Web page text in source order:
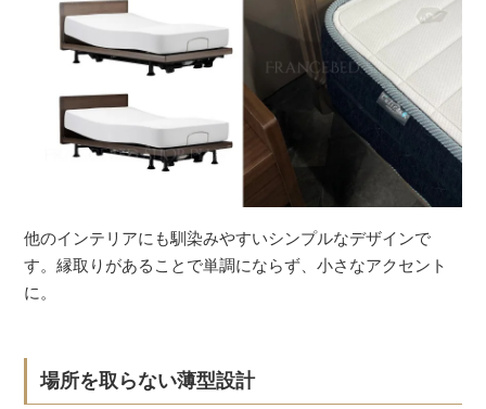
他のインテリアにも馴染みやすいシンプルなデザインで
す。縁取りがあることで単調にならず、小さなアクセント
に。
場所を取らない薄型設計